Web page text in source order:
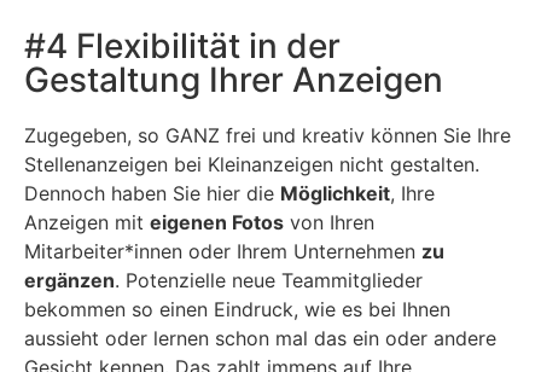
#4 Flexibilität in der
Gestaltung Ihrer Anzeigen
Zugegeben, so GANZ frei und kreativ können Sie Ihre
Stellenanzeigen bei Kleinanzeigen nicht gestalten.
Dennoch haben Sie hier die Möglichkeit, Ihre
Anzeigen mit eigenen Fotos von Ihren
Mitarbeiter*innen oder Ihrem Unternehmen zu
ergänzen. Potenzielle neue Teammitglieder
bekommen so einen Eindruck, wie es bei Ihnen
aussieht oder lernen schon mal das ein oder andere